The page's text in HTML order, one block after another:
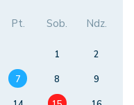
Pt. Sob. Ndz.
1
2
7 8
9